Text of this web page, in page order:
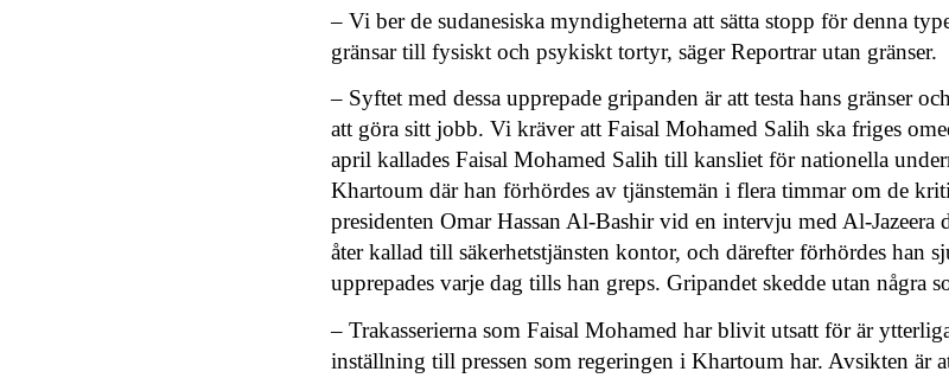
– Vi ber de sudanesiska myndigheterna att sätta stopp för denna
gränsar till fysiskt och psykiskt tortyr, säger Reportrar utan gränser.
– Syftet med dessa upprepade gripanden är att testa hans gränser
att göra sitt jobb. Vi kräver att Faisal Mohamed Salih ska friges
april kallades Faisal Mohamed Salih till kansliet för nationella
Khartoum där han förhördes av tjänstemän i flera timmar om de
presidenten Omar Hassan Al-Bashir vid en intervju med Al-Jazeera
åter kallad till säkerhetstjänsten kontor, och därefter förhördes han
upprepades varje dag tills han greps. Gripandet skedde utan några
– Trakasserierna som Faisal Mohamed har blivit utsatt för är
inställning till pressen som regeringen i Khartoum har. Avsikten är